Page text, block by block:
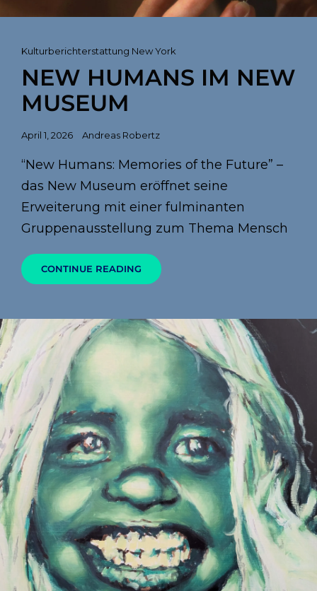
Cat
Links
Kulturberichterstattung New York
NEW HUMANS IM NEW
MUSEUM
Posted
April 1, 2026 Andreas Robertz
“New Humans: Memories of the Future” –
das New Museum eröffnet seine
Erweiterung mit einer fulminanten
Gruppenausstellung zum Thema Mensch
CONTINUE READING NEW
HUMANS